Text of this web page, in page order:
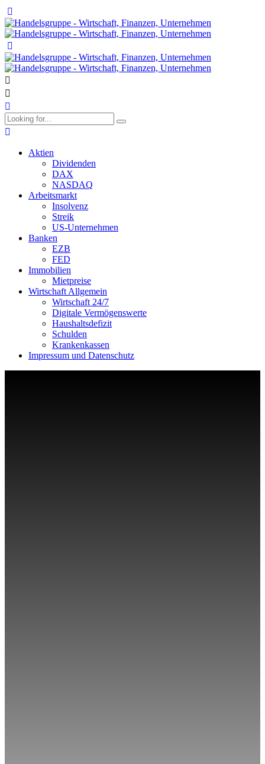
Aktien
Dividenden
DAX
NASDAQ
Arbeitsmarkt
Insolvenz
Streik
US-Unternehmen
Banken
EZB
FED
Immobilien
Mietpreise
Wirtschaft Allgemein
Wirtschaft 24/7
Digitale Vermögenswerte
Haushaltsdefizit
Schulden
Krankenkassen
Impressum und Datenschutz